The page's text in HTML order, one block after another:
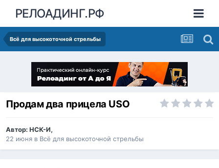
РЕЛОАДИНГ.РФ
Всё для высокоточной стрельбы
Продам два прицела USO
Автор: НСК-И,
22 июня в Всё для высокоточной стрельбы